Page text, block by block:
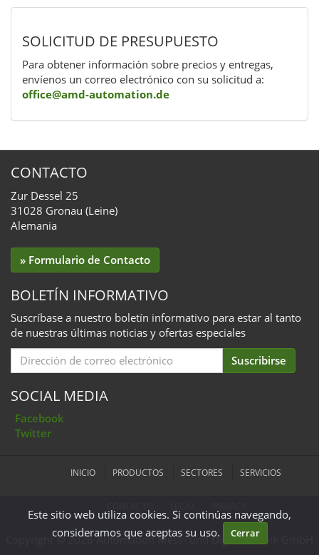
SOLICITUD DE PRESUPUESTO
Para obtener información sobre precios y entregas,
envíenos un correo electrónico con su solicitud a:
office@amd-automation.de
CONTACTO
Zur Dessel 25
31028 Gronau (Leine)
Alemania
» Formulario de Contacto
BOLETÍN INFORMATIVO
Suscríbase a nuestro boletín informativo para estar al tanto
de nuestras últimas noticias y ofertas especiales
Email
for
Suscribirse
SOCIAL MEDIA
Facebook
Twitter
INICIO PRODUCTOS SECTORES SERVICIOS
Copyright © 2026 Automation Mess- und Digitaltechnik GmbH
Este sitio web utiliza cookies. Si continúas navegando,
consideramos que aceptas su uso.
Cerrar